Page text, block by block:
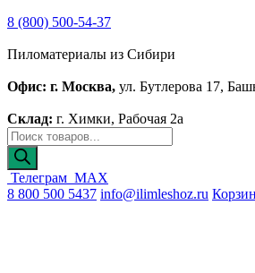
8 (800) 500-54-37
Пиломатериалы из Сибири
Офис: г. Москва, ул. Бутлерова 17,
Склад: г. Химки, Рабочая 2а
Поиск
товаров
Телеграм MAX
8 800 500 5437 info@ilimleshoz.ru